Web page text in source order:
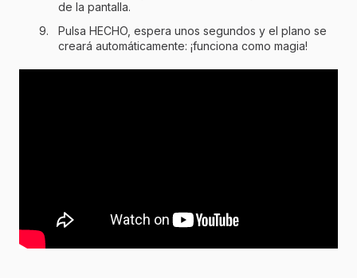
de la pantalla.
Pulsa HECHO, espera unos segundos y el plano se
creará automáticamente: ¡funciona como magia!